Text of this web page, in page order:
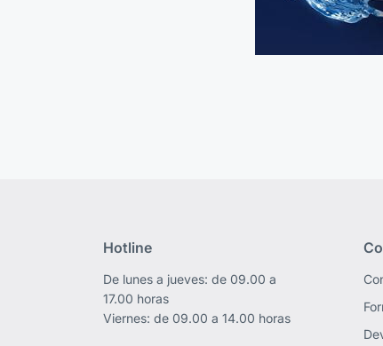
Hotline
De lunes a jueves: de 09.00 a
17.00 horas
Viernes: de 09.00 a 14.00 horas